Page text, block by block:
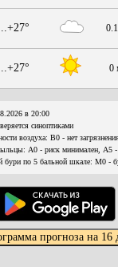
0
в 20:00
синоптиками
воздуха: В0 - нет
А0 - риск минимален, А5 -
бури по 5 бальной шкале: М0 -